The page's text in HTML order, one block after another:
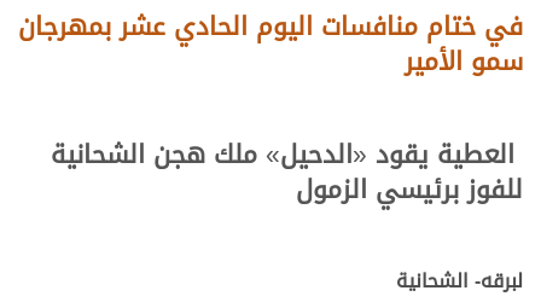
في ختام منافسات اليوم الحادي عشر بمهرجان
سمو الأمير
العطية يقود «الدحيل»ملك هجن الشحانية
للفوز برئيسي الزمول
لبرقه- الشحانية